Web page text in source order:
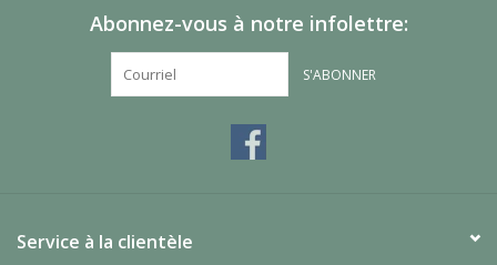
Abonnez-vous à notre infolettre:
S'ABONNER
Service à la clientèle